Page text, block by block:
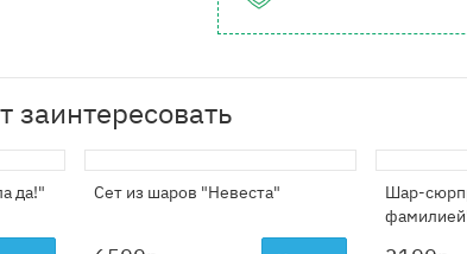
заинтересовать
да!" Сет из шаров "Невеста"
Шар-